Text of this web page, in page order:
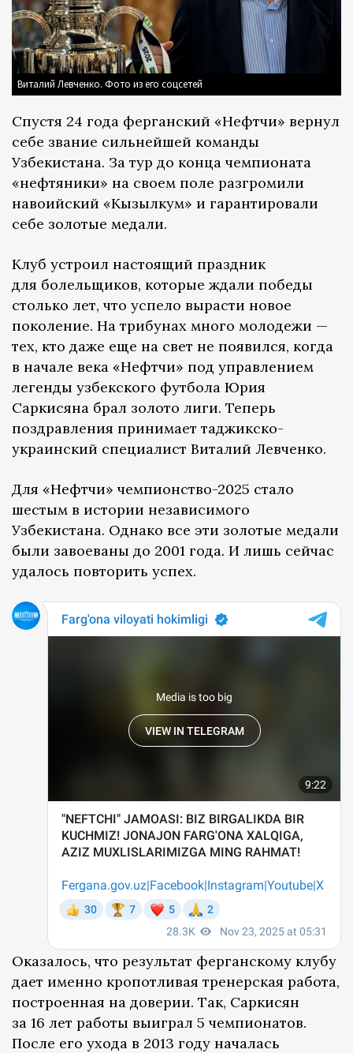
Виталий Левченко. Фото из его соцсетей
Спустя 24 года ферганский «Нефтчи» вернул
себе звание сильнейшей команды
Узбекистана. За тур до конца чемпионата
«нефтяники» на своем поле разгромили
навоийский «Кызылкум» и гарантировали
себе золотые медали.
Клуб устроил настоящий праздник
для болельщиков, которые ждали победы
столько лет, что успело вырасти новое
поколение. На трибунах много молодежи —
тех, кто даже еще на свет не появился, когда
в начале века «Нефтчи» под управлением
легенды узбекского футбола Юрия
Саркисяна брал золото лиги. Теперь
поздравления принимает таджикско-
украинский специалист Виталий Левченко.
Для «Нефтчи» чемпионство-2025 стало
шестым в истории независимого
Узбекистана. Однако все эти золотые медали
были завоеваны до 2001 года. И лишь сейчас
удалось повторить успех.
Оказалось, что результат ферганскому клубу
дает именно кропотливая тренерская работа,
построенная на доверии. Так, Саркисян
за 16 лет работы выиграл 5 чемпионатов.
После его ухода в 2013 году началась